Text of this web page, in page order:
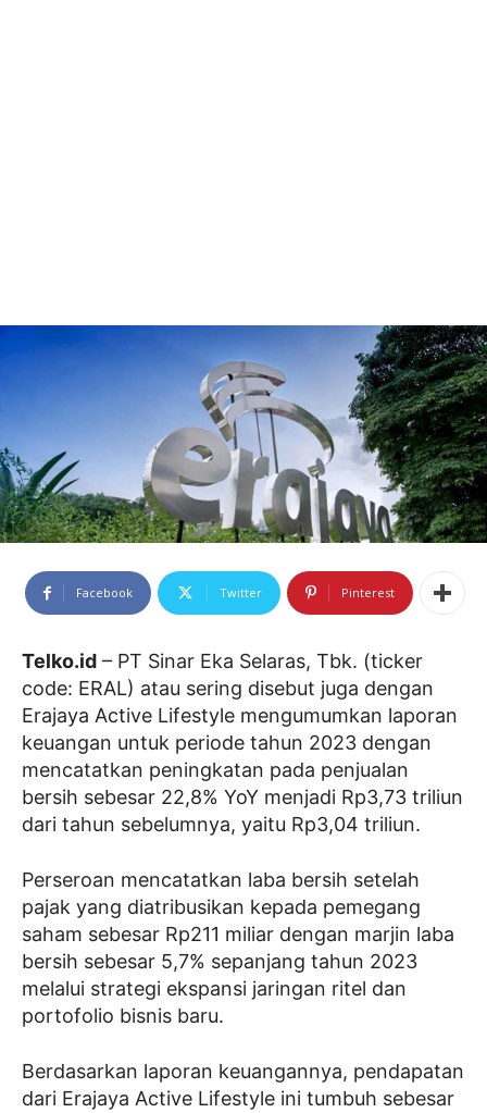
Facebook Twitter Pinterest
Telko.id – PT Sinar Eka Selaras, Tbk. (ticker
code: ERAL) atau sering disebut juga dengan
Erajaya Active Lifestyle mengumumkan laporan
keuangan untuk periode tahun 2023 dengan
mencatatkan peningkatan pada penjualan
bersih sebesar 22,8% YoY menjadi Rp3,73 triliun
dari tahun sebelumnya, yaitu Rp3,04 triliun.
Perseroan mencatatkan laba bersih setelah
pajak yang diatribusikan kepada pemegang
saham sebesar Rp211 miliar dengan marjin laba
bersih sebesar 5,7% sepanjang tahun 2023
melalui strategi ekspansi jaringan ritel dan
portofolio bisnis baru.
Berdasarkan laporan keuangannya, pendapatan
dari Erajaya Active Lifestyle ini tumbuh sebesar